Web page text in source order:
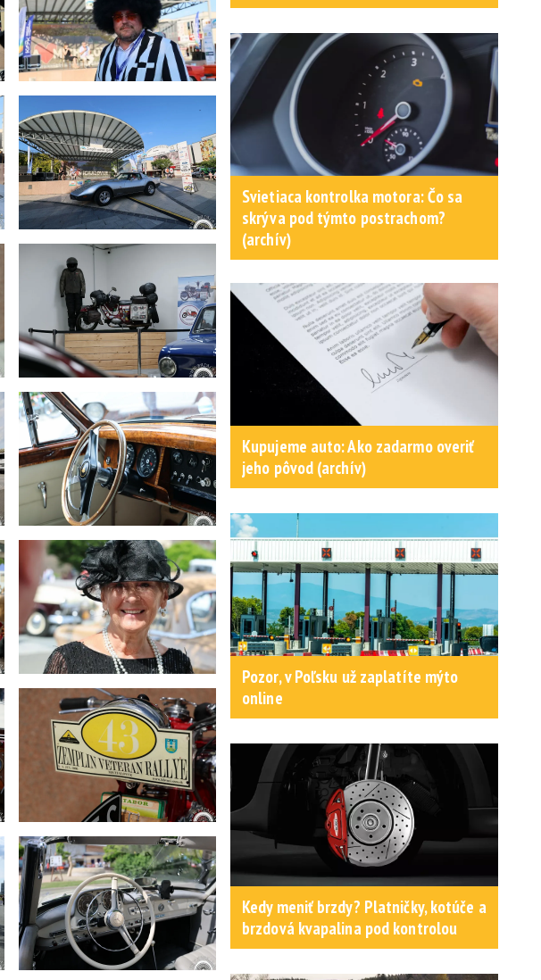
Svietiaca kontrolka motora: Čo sa
skrýva pod týmto postrachom?
(archív)
Kupujeme auto: Ako zadarmo overiť
jeho pôvod (archív)
Pozor, v Poľsku už zaplatíte mýto
online
Kedy meniť brzdy? Platničky, kotúče a
brzdová kvapalina pod kontrolou